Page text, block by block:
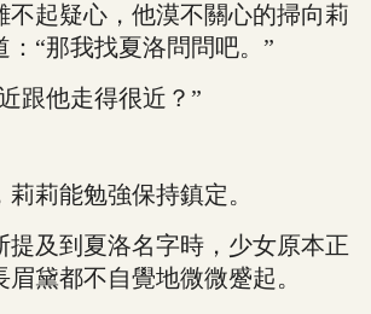
起疑心，他漠不關心的掃向莉
：“那我找夏洛問問吧。”
他走得很近？”
莉能勉強保持鎮定。
及到夏洛名字時，少女原本正
黛都不自覺地微微蹙起。